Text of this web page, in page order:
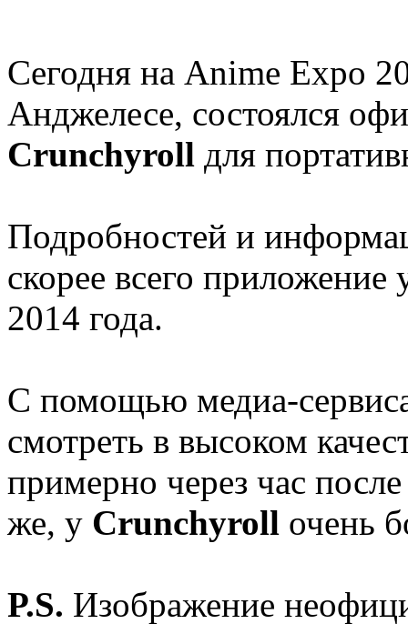
Сегодня на Anime Expo
Анджелесе, состоялся
Crunchyroll для
Подробностей и
скорее всего приложение
2014 года.
С помощью медиа-
смотреть в высоком
примерно через час
же, у Crunchyroll очень
P.S. Изображение